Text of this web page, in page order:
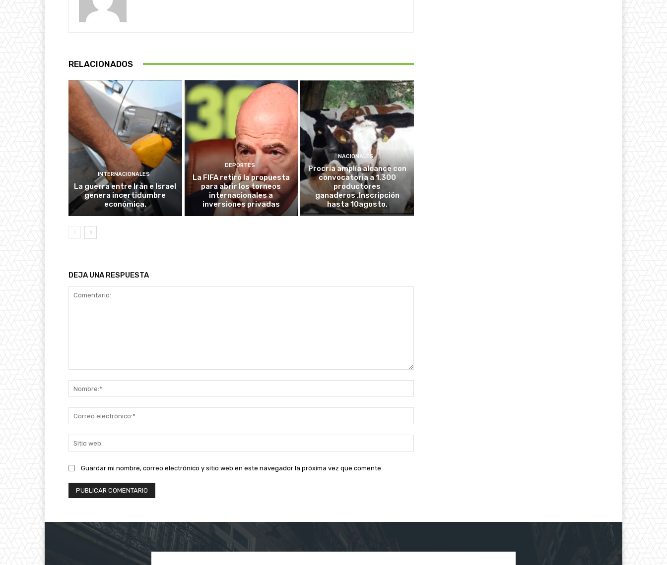
RELACIONADOS
INTERNACIONALES
La guerra entre Irán e Israel
genera incertidumbre
económica.
DEPORTES
La FIFA retiró la propuesta
para abrir los torneos
internacionales a
inversiones privadas
NACIONALES
Procría amplía alcance con
convocatoria a 1.300
productores
ganaderos .Inscripción
hasta 10agosto.
DEJA UNA RESPUESTA
electrónico:*
web:
Guardar mi nombre, correo electrónico y sitio web en este navegador la próxima vez que comente.